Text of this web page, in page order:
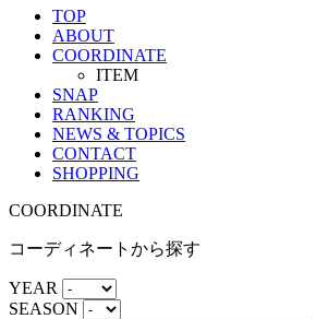
TOP
ABOUT
COORDINATE
ITEM
SNAP
RANKING
NEWS & TOPICS
CONTACT
SHOPPING
COORDINATE
コーディネートから探す
YEAR
SEASON